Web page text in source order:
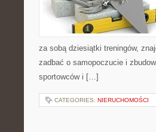
za sobą dziesiątki treningów,
zadbać o samopoczucie i
sportowców i […]
CATEGORIES: NIERUCHOMOŚCI